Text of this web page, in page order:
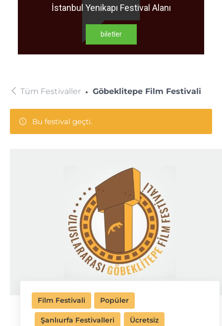
İstanbul Yenikapı Festival Alanı
biletler
Tüm Festivaller Göbeklitepe Film Festivali
Bu festival geçti.
Film Festivali Popüler
Şanlıurfa Festivalleri Ücretsiz